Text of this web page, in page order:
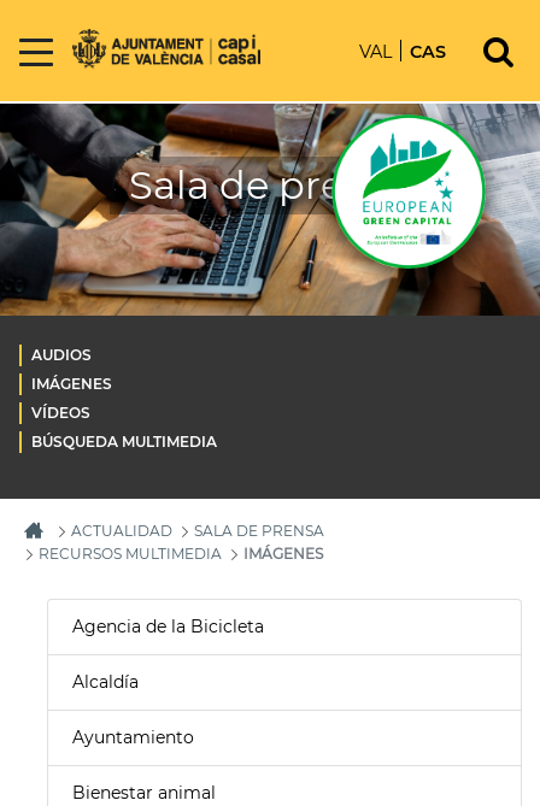
VAL CAS
Sala de prensa
AUDIOS
IMÁGENES
VÍDEOS
BÚSQUEDA MULTIMEDIA
ACTUALIDAD
SALA DE PRENSA
RECURSOS MULTIMEDIA
IMÁGENES
Agencia de la Bicicleta
Alcaldía
Ayuntamiento
Bienestar animal